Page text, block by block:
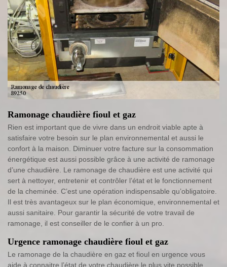
Ramonage chaudière fioul et gaz
Rien est important que de vivre dans un endroit viable apte à
satisfaire votre besoin sur le plan environnemental et aussi le
confort à la maison. Diminuer votre facture sur la consommation
énergétique est aussi possible grâce à une activité de ramonage
d’une chaudière. Le ramonage de chaudière est une activité qui
sert à nettoyer, entretenir et contrôler l’état et le fonctionnement
de la cheminée. C’est une opération indispensable qu’obligatoire.
Il est très avantageux sur le plan économique, environnemental et
aussi sanitaire. Pour garantir la sécurité de votre travail de
ramonage, il est conseiller de le confier à un pro.
Urgence ramonage chaudière fioul et gaz
Le ramonage de la chaudière en gaz et fioul en urgence vous
aide à connaitre l’état de votre chaudière le plus vite possible.